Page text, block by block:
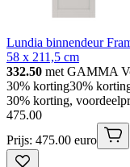
Lundia binnendeur
58 x 211,5 cm
332.50 met GAMMA
30% korting30%
30% korting,
475.00
Prijs: 475.00 euro